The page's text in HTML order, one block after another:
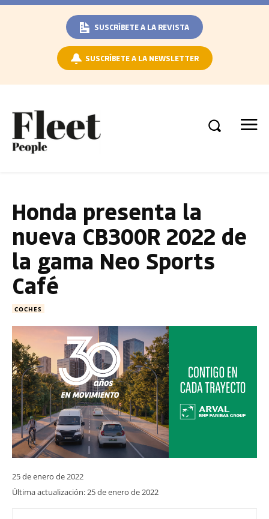
SUSCRÍBETE A LA REVISTA
SUSCRÍBETE A LA NEWSLETTER
Honda presenta la
nueva CB300R 2022 de
la gama Neo Sports
Café
COCHES
25 de enero de 2022
Última actualización:25 de enero de 2022